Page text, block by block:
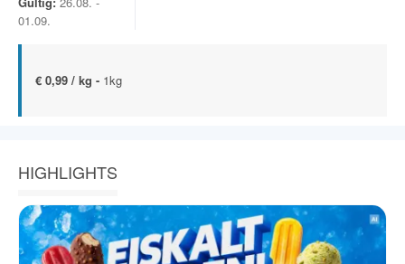
01.09.
€ 0,99 / kg - 1kg
HIGHLIGHTS